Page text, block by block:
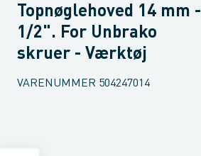
Topnøglehoved 14 mm -
1/2". For Unbrako
skruer - Værktøj
VARENUMMER 504247014